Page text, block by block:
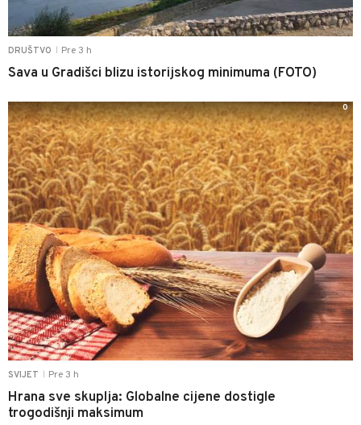
DRUŠTVO Pre 3 h
Sava u Gradišci blizu istorijskog minimuma (FOTO)
SVIJET Pre 3 h
Hrana sve skuplja: Globalne cijene dostigle
trogodišnji maksimum
0